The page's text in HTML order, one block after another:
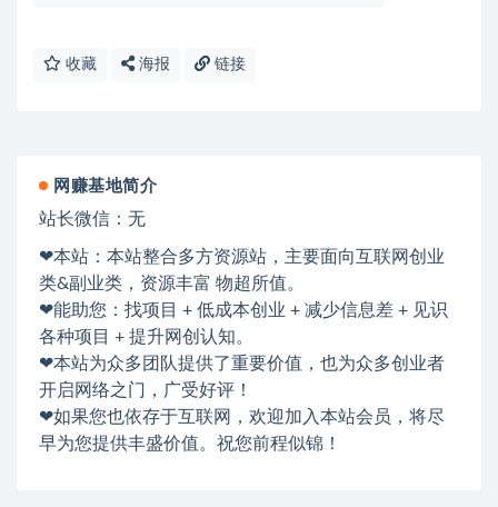
收藏 海报 链接
网赚基地简介
站长微信：无
❤本站：本站整合多方资源站，主要面向互联网创业
类&副业类，资源丰富 物超所值。
❤能助您：找项目 + 低成本创业 + 减少信息差 + 见识
各种项目 + 提升网创认知。
❤本站为众多团队提供了重要价值，也为众多创业者
开启网络之门，广受好评！
❤如果您也依存于互联网，欢迎加入本站会员，将尽
早为您提供丰盛价值。祝您前程似锦！